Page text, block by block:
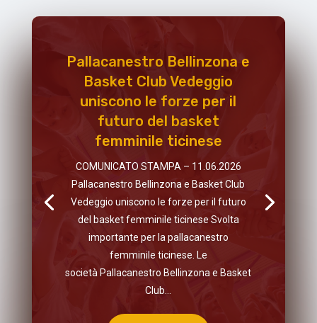
Pallacanestro Bellinzona e
Basket Club Vedeggio
uniscono le forze per il
futuro del basket
femminile ticinese
COMUNICATO STAMPA – 11.06.2026
Pallacanestro Bellinzona e Basket Club
Vedeggio uniscono le forze per il futuro
del basket femminile ticinese Svolta
importante per la pallacanestro
femminile ticinese. Le
società Pallacanestro Bellinzona e Basket
Club...